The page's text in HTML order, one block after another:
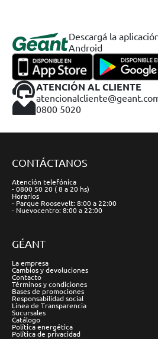
Descargá la
Android
ATENCIÓN AL CLIENTE
0800 5020
CONTÁCTANOS
Atención telefónica
- 0800 50 20 ( 8 a 20 hs)
Horarios
- Parque Roosevelt: 8:00 a 22:00
- Nuevocentro: 8:00 a 22:00
GÉANT
La empresa
Cambios y devoluciones
Contacto
Términos y condiciones
Bases de promociones
Responsabilidad social
Línea de Transparencia
Sucursales
Catálogo
Política energética
Política de privacidad